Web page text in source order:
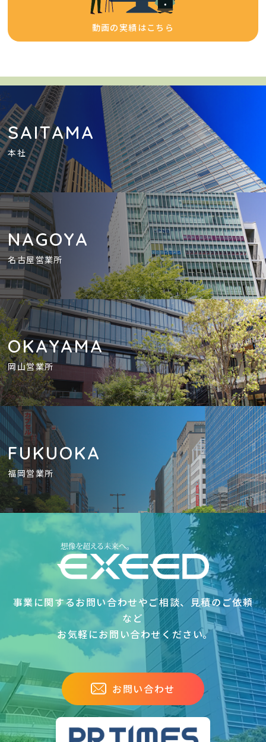
動画の実績はこちら
SAITAMA
本社
NAGOYA
名古屋営業所
OKAYAMA
岡山営業所
FUKUOKA
福岡営業所
事業に関するお問い合わせやご相談、見積のご依頼
など
お気軽にお問い合わせください｡
お問い合わせ